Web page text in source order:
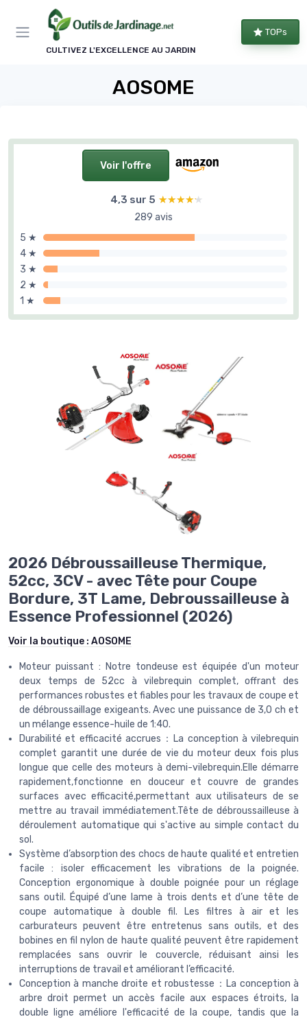
CULTIVEZ L'EXCELLENCE AU JARDIN
TOPs
AOSOME
Voir l'offre
4,3 sur 5 ★★★★★
★★★★★
289 avis
5 ★
4 ★
3 ★
2 ★
1 ★
2026 Débroussailleuse Thermique,
52cc, 3CV - avec Tête pour Coupe
Bordure, 3T Lame, Debroussailleuse à
Essence Professionnel (2026)
Voir la boutique : AOSOME
Moteur puissant : Notre tondeuse est équipée d'un moteur
deux temps de 52cc à vilebrequin complet, offrant des
performances robustes et fiables pour les travaux de coupe et
de débroussaillage exigeants. Avec une puissance de 3,0 ch et
un mélange essence-huile de 1:40.
Durabilité et efficacité accrues：La conception à vilebrequin
complet garantit une durée de vie du moteur deux fois plus
longue que celle des moteurs à demi-vilebrequin.Elle démarre
rapidement,fonctionne en douceur et couvre de grandes
surfaces avec efficacité,permettant aux utilisateurs de se
mettre au travail immédiatement.Tête de débroussailleuse à
déroulement automatique qui s'active au simple contact du
sol.
Système d’absorption des chocs de haute qualité et entretien
facile : isoler efficacement les vibrations de la poignée.
Conception ergonomique à double poignée pour un réglage
sans outil. Équipé d’une lame à trois dents et d’une tête de
coupe automatique à double fil. Les filtres à air et les
carburateurs peuvent être entretenus sans outils, et des
bobines en fil nylon de haute qualité peuvent être rapidement
remplacées sans ouvrir le couvercle, réduisant ainsi les
interruptions de travail et améliorant l’efficacité.
Conception à manche droite et robustesse：La conception à
arbre droit permet un accès facile aux espaces étroits, la
double ligne améliore l'efficacité de la coupe, tandis que la
Panneau de gestion des cookies